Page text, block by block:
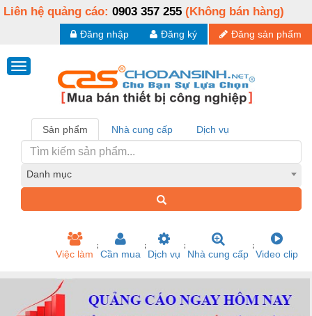
Liên hệ quảng cáo: 0903 357 255 (Không bán hàng)
Đăng sản phẩm
Đăng ký
Đăng nhập
Sản phẩm Nhà cung cấp Dịch vụ
Danh mục
Việc làm Cần mua Dịch vụ Nhà cung cấp Video clip